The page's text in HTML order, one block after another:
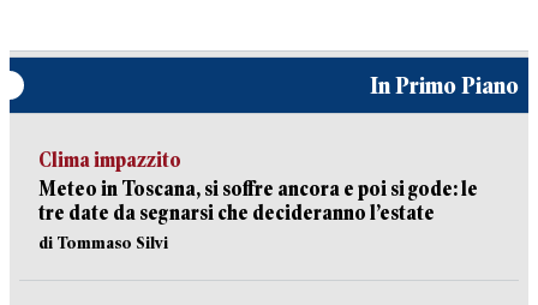
In Primo Piano
Clima impazzito
Meteo in Toscana, si soffre ancora e poi si gode: le
tre date da segnarsi che decideranno l’estate
di Tommaso Silvi